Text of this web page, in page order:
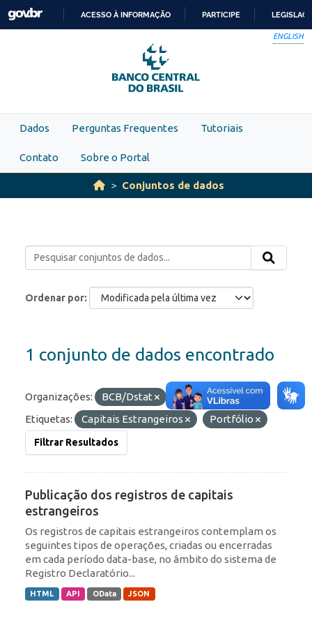
Skip to main content
PARA
O
CONTEÚDO
ACESSO À INFORMAÇÃO PARTICIPE
ENGLISH
Dados Perguntas Frequentes Tutoriais
Contato Sobre o Portal
Conjuntos de dados
Ordenar por
1 conjunto de dados encontrado
Organizações: BCB/Dstat Formatos:
API
Etiquetas:
Capitais Estrangeiros Portfólio
Filtrar Resultados
Publicação dos registros de capitais
estrangeiros
Os registros de capitais estrangeiros contemplam os
seguintes tipos de operações, criadas ou encerradas
em cada período data-base, no âmbito do sistema de
Registro Declaratório...
HTML API OData JSON